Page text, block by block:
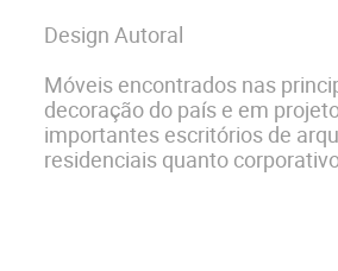
Design Autoral
Móveis encontrados nas
decoração do país e em
importantes escritórios de
residenciais quanto